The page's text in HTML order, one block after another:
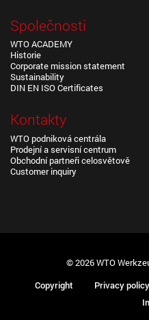
Společnosti
WTO ACADEMY
Historie
Corporate mission statement
Sustainability
DIN EN ISO Certificates
Kontakty
WTO podniková centrála
Prodejní a servisní centrum
Obchodní partneři celosvětově
Customer inquiry
© 2026 WTO
Copyright Privacy policy